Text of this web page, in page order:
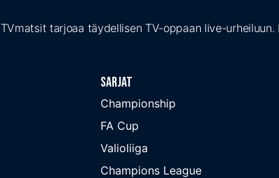
TVmatsit tarjoaa täydellisen TV-oppaan live-
Sarjat
Championship
FA Cup
Valioliiga
Champions League